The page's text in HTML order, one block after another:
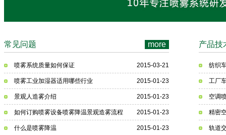
实地考查参观了易绿公
后，感觉
合作方案中
与易绿公司合作非常
满意,安装了冷雾后,降温幅度
高达8℃,这个炙热的夏天不
再受高温天气的煎熬.
我们是跨国企业非常
注重质量,易绿公司从图纸设
9.52高压尼龙管
常见问题 more
喷雾系统质量如何保证 2015-03-21
喷雾工业加湿器适用哪些行业 2015-01-23
景观人造雾介绍 2015-01-23
如何订购喷雾设备喷雾降温景观造雾流程 2015-01-23
什么是喷雾降温 2015-01-23
产品技
纺织
工厂
空调
精密
轨道